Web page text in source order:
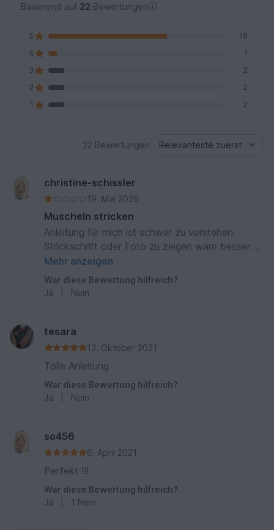
Basierend auf 22 Bewertungen
5
15
4
1
3
2
2
2
1
2
22 Bewertungen
christine-schissler
19. Mai 2026
Muscheln stricken
Anleitung für mich ist schwer zu verstehen.
Strickschrift oder Foto zu zeigen wäre besser zu
verstehen . Ich kann nicht weiter Stricken weil
ich mit Anleitung nicht klar bin.
Mehr anzeigen
War diese Bewertung hilfreich?
Ja
Nein
tesara
13. Oktober 2021
Tolle Anleitung
War diese Bewertung hilfreich?
Ja
Nein
so456
6. April 2021
Perfekt !!!
War diese Bewertung hilfreich?
Ja
1 Nein